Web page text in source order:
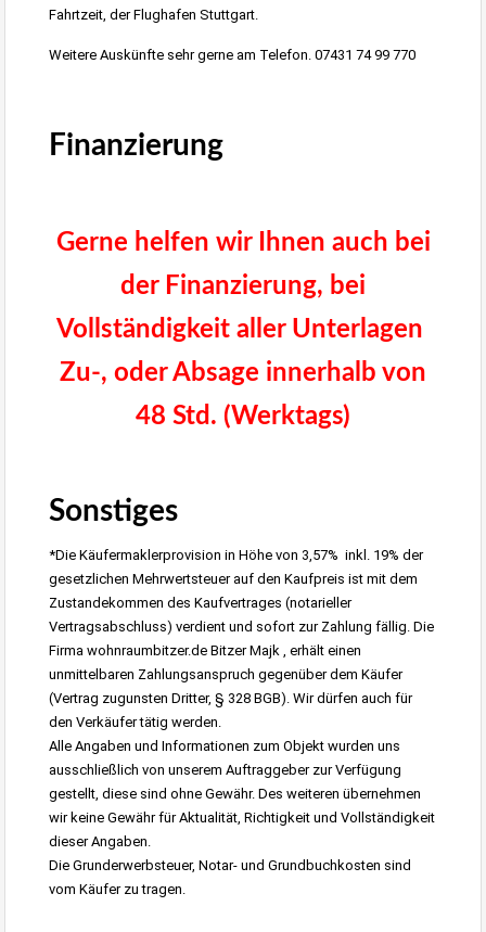
Fahrtzeit, der Flughafen Stuttgart.
Weitere Auskünfte sehr gerne am Telefon. 07431 74 99 770
Finanzierung
Gerne helfen wir Ihnen auch bei
der Finanzierung, bei
Vollständigkeit aller Unterlagen
Zu-, oder Absage innerhalb von
48 Std. (Werktags)
Sonstiges
*Die Käufermaklerprovision in Höhe von 3,57% inkl. 19% der
gesetzlichen Mehrwertsteuer auf den Kaufpreis ist mit dem
Zustandekommen des Kaufvertrages (notarieller
Vertragsabschluss) verdient und sofort zur Zahlung fällig. Die
Firma wohnraumbitzer.de Bitzer Majk , erhält einen
unmittelbaren Zahlungsanspruch gegenüber dem Käufer
(Vertrag zugunsten Dritter, § 328 BGB). Wir dürfen auch für
den Verkäufer tätig werden.
Alle Angaben und Informationen zum Objekt wurden uns
ausschließlich von unserem Auftraggeber zur Verfügung
gestellt, diese sind ohne Gewähr. Des weiteren übernehmen
wir keine Gewähr für Aktualität, Richtigkeit und Vollständigkeit
dieser Angaben.
Die Grunderwerbsteuer, Notar- und Grundbuchkosten sind
vom Käufer zu tragen.